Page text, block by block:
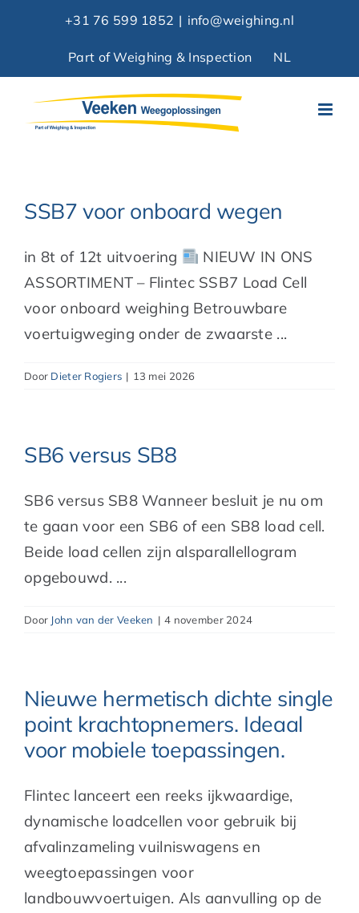
+31 76 599 1852 | info@weighing.nl
Part of Weighing & Inspection NL
SSB7 voor onboard wegen
in 8t of 12t uitvoering
NIEUW IN ONS
ASSORTIMENT – Flintec SSB7 Load Cell
voor onboard weighing Betrouwbare
voertuigweging onder de zwaarste ...
Door Dieter Rogiers | 13 mei 2026
SB6 versus SB8
SB6 versus SB8 Wanneer besluit je nu om
te gaan voor een SB6 of een SB8 load cell.
Beide load cellen zijn alsparallellogram
opgebouwd. ...
Door John van der Veeken | 4 november 2024
Nieuwe hermetisch dichte single
point krachtopnemers. Ideaal
voor mobiele toepassingen.
Flintec lanceert een reeks ijkwaardige,
dynamische loadcellen voor gebruik bij
afvalinzameling vuilniswagens en
weegtoepassingen voor
landbouwvoertuigen. Als aanvulling op de